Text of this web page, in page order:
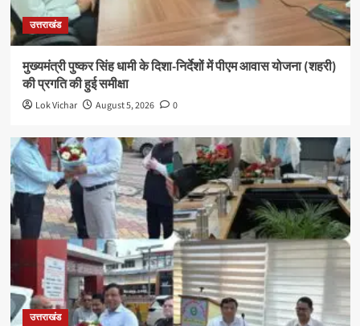
उत्तराखंड
मुख्यमंत्री पुष्कर सिंह धामी के दिशा-निर्देशों में पीएम आवास योजना (शहरी)
की प्रगति की हुई समीक्षा
Lok Vichar August 5, 2026 0
उत्तराखंड